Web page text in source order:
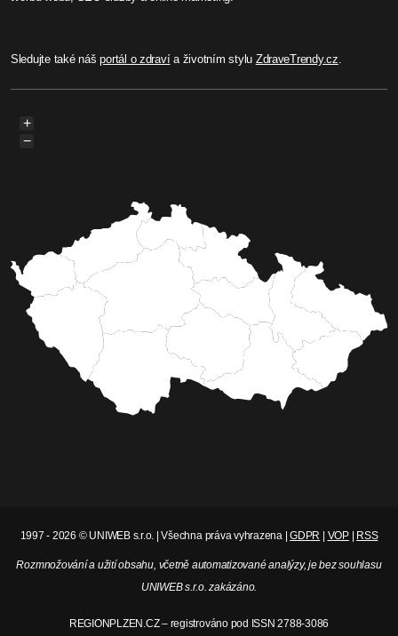
Sledujte také nášportál o zdravía životním stylu ZdraveTrendy.cz.
+
−
1997 - 2026 © UNIWEB s.r.o. | Všechna práva vyhrazena |GDPR VOP| RSS
Rozmnožování a užití obsahu, včetně automatizované analýzy, je bez souhlasu
UNIWEB s.r.o. zakázáno.
REGIONPLZEN.CZ – registrováno pod ISSN 2788-3086